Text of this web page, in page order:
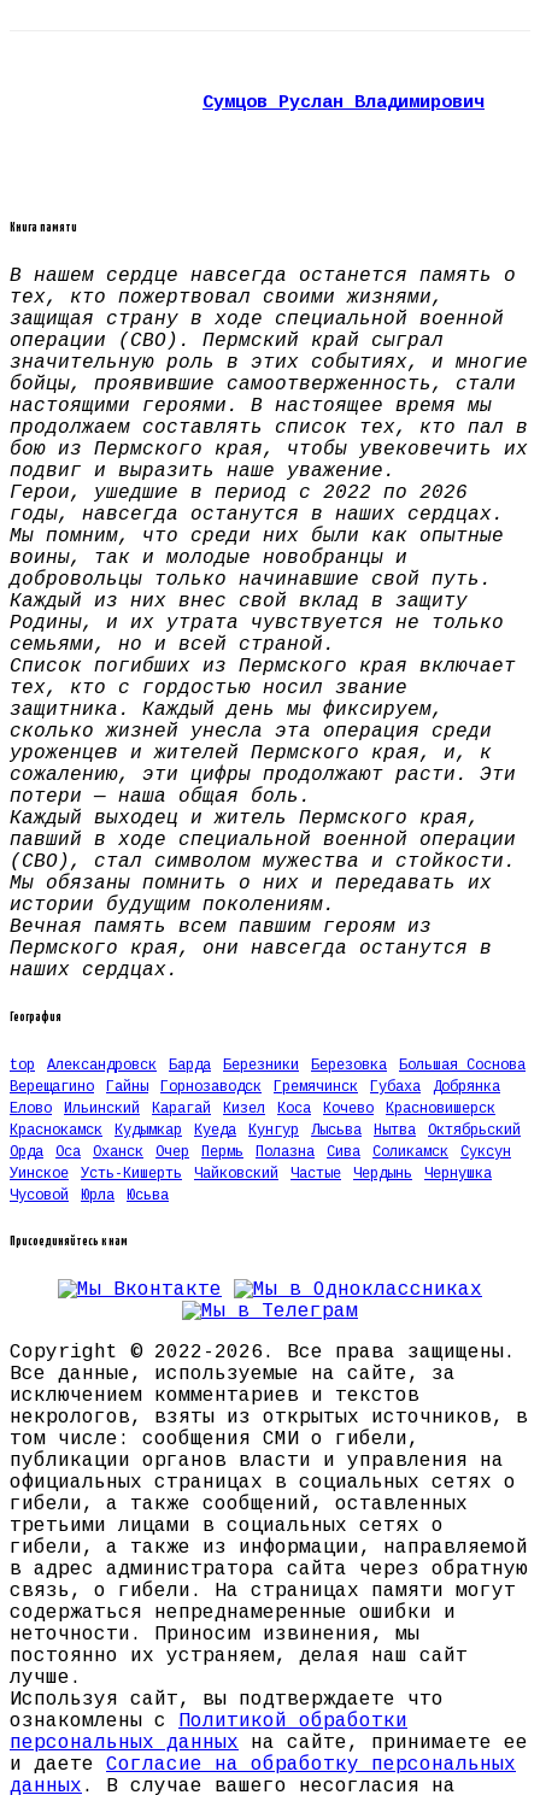
Сумцов Руслан Владимирович
Книга памяти
В нашем сердце навсегда останется память о
тех, кто пожертвовал своими жизнями,
защищая страну в ходе специальной военной
операции (СВО). Пермский край сыграл
значительную роль в этих событиях, и многие
бойцы, проявившие самоотверженность, стали
настоящими героями. В настоящее время мы
продолжаем составлять список тех, кто пал в
бою из Пермского края, чтобы увековечить их
подвиг и выразить наше уважение.
Герои, ушедшие в период с 2022 по 2026
годы, навсегда останутся в наших сердцах.
Мы помним, что среди них были как опытные
воины, так и молодые новобранцы и
добровольцы только начинавшие свой путь.
Каждый из них внес свой вклад в защиту
Родины, и их утрата чувствуется не только
семьями, но и всей страной.
Список погибших из Пермского края включает
тех, кто с гордостью носил звание
защитника. Каждый день мы фиксируем,
сколько жизней унесла эта операция среди
уроженцев и жителей Пермского края, и, к
сожалению, эти цифры продолжают расти. Эти
потери — наша общая боль.
Каждый выходец и житель Пермского края,
павший в ходе специальной военной операции
(СВО), стал символом мужества и стойкости.
Мы обязаны помнить о них и передавать их
истории будущим поколениям.
Вечная память всем павшим героям из
Пермского края, они навсегда останутся в
наших сердцах.
География
top Александровск Барда Березники Березовка
Большая Соснова
Верещагино
Гайны Горнозаводск Гремячинск Губаха
Добрянка
Елово
Ильинский Карагай Кизел Коса Кочево
Красновишерск
Краснокамск
Кудымкар Куеда Кунгур Лысьва Нытва
Октябрьский
Орда
Оса Оханск Очер Пермь Полазна Сива Соликамск
Суксун
Уинское
Усть-Кишерть Чайковский Частые Чердынь
Чернушка
Чусовой
Юрла Юсьва
Присоединяйтесь к нам
Copyright © 2022-2026. Все права защищены.
Все данные, используемые на сайте, за
исключением комментариев и текстов
некрологов, взяты из открытых источников, в
том числе: сообщения СМИ о гибели,
публикации органов власти и управления на
официальных страницах в социальных сетях о
гибели, а также сообщений, оставленных
третьими лицами в социальных сетях о
гибели, а также из информации, направляемой
в адрес администратора сайта через обратную
связь, о гибели. На страницах памяти могут
содержаться непреднамеренные ошибки и
неточности. Приносим извинения, мы
постоянно их устраняем, делая наш сайт
лучше.
Используя сайт, вы подтверждаете что
ознакомлены с Политикой обработки
персональных данных на сайте, принимаете ее
и даете Согласие на обработку персональных
данных . В случае вашего несогласия на